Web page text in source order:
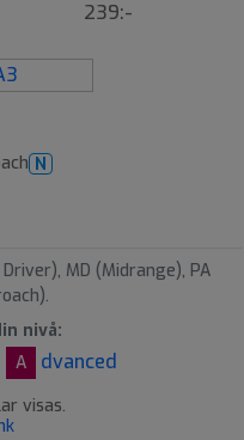
239:-
N
MD (Midrange), PA
nivå:
A dvanced
visas.